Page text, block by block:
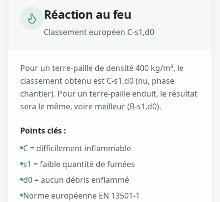
Réaction au feu
Classement européen C-s1,d0
Pour un terre-paille de densité 400 kg/m³, le
classement obtenu est C-s1,d0 (nu, phase
chantier). Pour un terre-paille enduit, le résultat
sera le même, voire meilleur (B-s1,d0).
Points clés :
C = difficilement inflammable
s1 = faible quantité de fumées
d0 = aucun débris enflammé
Norme européenne EN 13501-1